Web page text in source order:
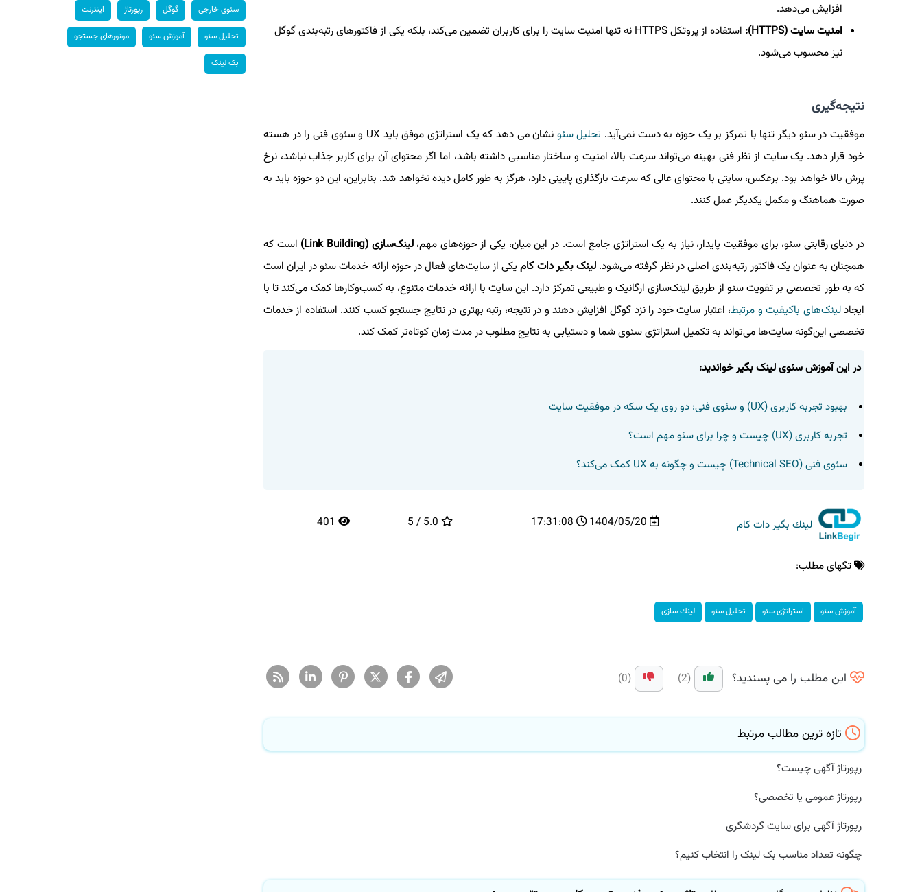
افزایش می‌دهد.
امنیت سایت (HTTPS):
استفاده از پروتکل HTTPS نه تنها امنیت سایت را برای کاربران تضمین می‌کند، بلکه یکی از فاکتورهای رتبه‌بندی گوگل
نیز محسوب می‌شود.
نتیجه‌گیری
موفقیت در سئو دیگر تنها با تمرکز بر یک حوزه به دست نمی‌آید. تحلیل سئو
نشان می دهد که یک استراتژی موفق باید UX و سئوی فنی را در هسته
خود قرار دهد. یک سایت از نظر فنی بهینه می‌تواند سرعت بالا، امنیت و ساختار مناسبی داشته باشد، اما اگر محتوای آن برای کاربر جذاب نباشد، نرخ
پرش بالا خواهد بود. برعکس، سایتی با محتوای عالی که سرعت بارگذاری پایینی دارد، هرگز به طور کامل دیده نخواهد شد. بنابراین، این دو حوزه باید به
صورت هماهنگ و مکمل یکدیگر عمل کنند.
در دنیای رقابتی سئو، برای موفقیت پایدار، نیاز به یک استراتژی جامع است. در این میان، یکی از حوزه‌های مهم،لینک‌سازی (Link Building)
است که
همچنان به عنوان یک فاکتور رتبه‌بندی اصلی در نظر گرفته می‌شود.لینک بگیر دات کامیکی از سایت‌های فعال در حوزه ارائه خدمات سئو در ایران است
که به طور تخصصی بر تقویت سئو از طریق لینک‌سازی ارگانیک و طبیعی تمرکز دارد. این سایت با ارائه خدمات متنوع، به کسب‌وکارها کمک می‌کند تا با
ایجادلینک‌های باکیفیت و مرتبط، اعتبار سایت خود را نزد گوگل افزایش دهند و در نتیجه، رتبه بهتری در نتایج جستجو کسب کنند. استفاده از خدمات
تخصصی این‌گونه سایت‌ها می‌تواند به تکمیل استراتژی سئوی شما و دستیابی به نتایج مطلوب در مدت زمان کوتاه‌تر کمک کند.
در این آموزش سئوی لینک بگیر خواندید:
بهبود تجربه کاربری (UX) و سئوی فنی: دو روی یک سکه در موفقیت سایت
تجربه کاربری (UX) چیست و چرا برای سئو مهم است؟
سئوی فنی (Technical SEO) چیست و چگونه به UX کمک می‌کند؟
لینك بگیر دات كام 1404/05/20
17:31:08
5.0 / 5
401
تگهای مطلب:
آموزش سئو استراتژی سئو تحلیل سئو لینك سازی
این مطلب را می پسندید؟ (2)
(0)
تازه ترین مطالب مرتبط
رپورتاژ آگهی چیست؟
رپورتاژ عمومی یا تخصصی؟
رپورتاژ آگهی برای سایت گردشگری
چگونه تعداد مناسب بک لینک را انتخاب کنیم؟
سئوی خارجی گوگل رپورتاژ اینترنت
تحلیل سئو آموزش سئو موتورهای جستجو
بک لینک